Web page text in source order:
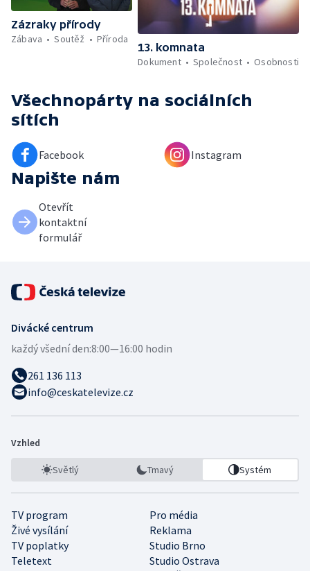
Zázraky přírody
Zábava
Soutěž Příroda
13. komnata
Dokument
Společnost Osobnosti
Všechnopárty na sociálních
sítích
Facebook Instagram
Napište nám
Otevřít
kontaktní
formulář
Divácké centrum
každý všední den:8:00—16:00 hodin
261 136 113
info@ceskatelevize.cz
Vzhled
Světlý Tmavý Systém
TV program
Pro média
Živé vysílání
Reklama
TV poplatky
Studio Brno
Teletext
Studio Ostrava